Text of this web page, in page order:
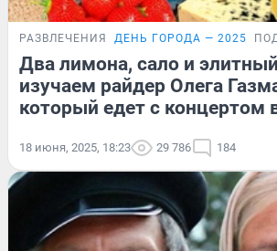
РАЗВЛЕЧЕНИЯ ДЕНЬ ГОРОДА — 2025
Два лимона, сало и
изучаем райдер Олега
который едет с концертом
18 июня, 2025, 18:23 29 786 184